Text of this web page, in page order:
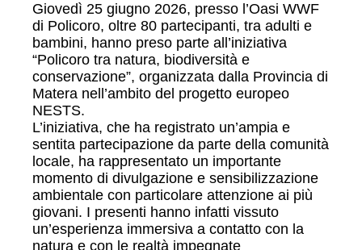
Giovedì 25 giugno 2026, presso l’Oasi WWF
di Policoro, oltre 80 partecipanti, tra adulti e
bambini, hanno preso parte all’iniziativa
“Policoro tra natura, biodiversità e
conservazione”, organizzata dalla Provincia di
Matera nell’ambito del progetto europeo
NESTS.
L’iniziativa, che ha registrato un’ampia e
sentita partecipazione da parte della comunità
locale, ha rappresentato un importante
momento di divulgazione e sensibilizzazione
ambientale con particolare attenzione ai più
giovani. I presenti hanno infatti vissuto
un’esperienza immersiva a contatto con la
natura e con le realtà impegnate